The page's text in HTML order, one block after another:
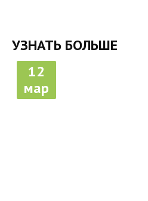
УЗНАТЬ БОЛЬШЕ
12
мар